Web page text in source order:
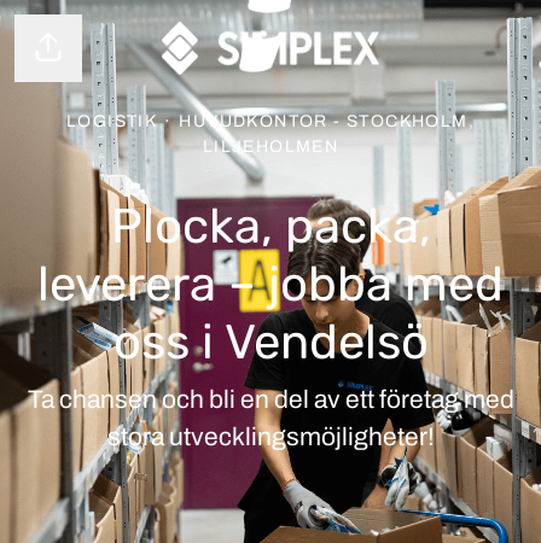
Dela sidan
LOGISTIK · HUVUDKONTOR - STOCKHOLM,
LILJEHOLMEN
Plocka, packa,
leverera – jobba med
oss i Vendelsö
Ta chansen och bli en del av ett företag med
stora utvecklingsmöjligheter!